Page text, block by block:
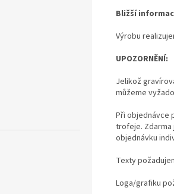
Bližší
Výrobu
UPOZORNĚNÍ:
Jelikož
můžeme
Při objednávce
trofeje. Zdarma
objednávku
Texty
Loga/grafiku